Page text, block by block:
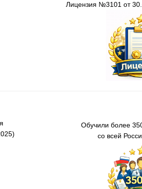
Лицензия №3101 от
Обучили более
со всей